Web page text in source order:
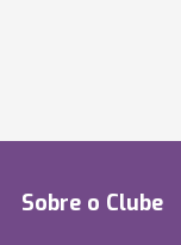
Sobre o Clube